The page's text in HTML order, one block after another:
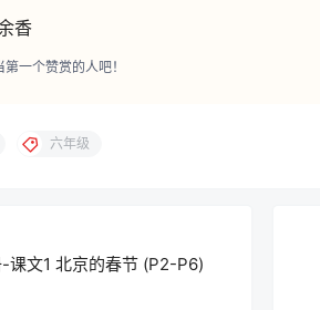
香
一个赞赏的人吧！
六年级
课文1 北京的春节 (P2-P6)